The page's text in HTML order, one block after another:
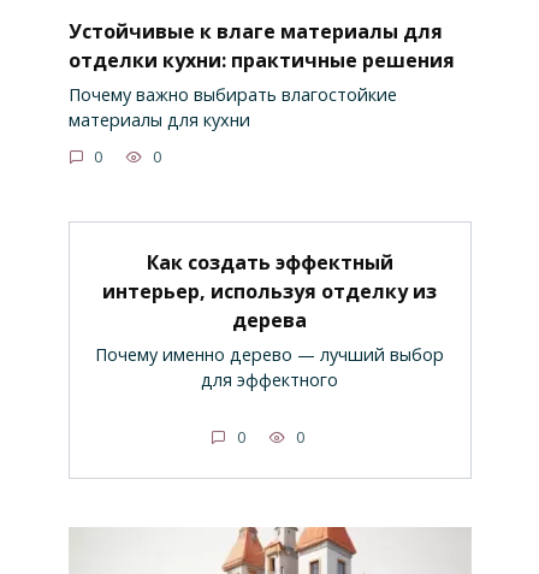
Устойчивые к влаге материалы для
отделки кухни: практичные решения
Почему важно выбирать влагостойкие
материалы для кухни
0 0
Как создать эффектный
интерьер, используя отделку из
дерева
Почему именно дерево — лучший выбор
для эффектного
0 0